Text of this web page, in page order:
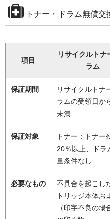
トナー・ドラム無償
項目
リサイクルトナ
ラム
保証期間
リサイクルトナ
ラムの受領日か
未満
保証対象
トナー：トナー
20％以上、ドラ
量条件なし
必要なもの
不具合を起こし
トリッジ本体お
（印字不良の場